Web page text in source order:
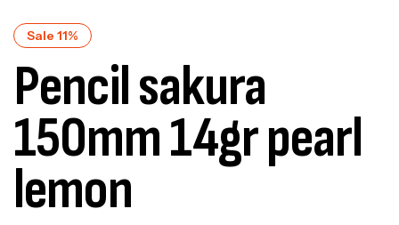
Sale 11%
Pencil sakura
150mm 14gr pearl
lemon